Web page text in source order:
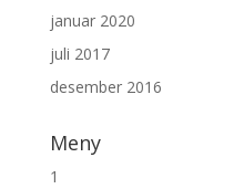
januar 2020
juli 2017
desember 2016
Meny
1